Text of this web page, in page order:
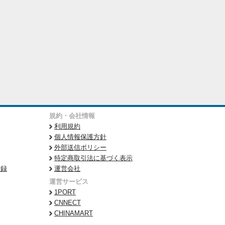
規約・会社情報
利用規約
個人情報保護方針
外部送信ポリシー
特定商取引法に基づく表示
運営会社
運営サービス
1PORT
CNNECT
CHINAMART